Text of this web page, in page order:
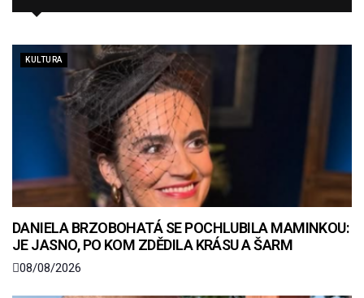
KULTURA
DANIELA BRZOBOHATÁ SE POCHLUBILA MAMINKOU:
JE JASNO, PO KOM ZDĚDILA KRÁSU A ŠARM
08/08/2026